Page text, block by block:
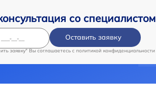
со специалистом
Оставить заявку
заявку" Вы соглашаетесь c политикой конфиденциальности